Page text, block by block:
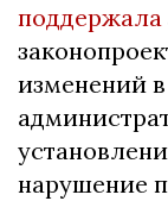
поддержала
изменений
нарушение